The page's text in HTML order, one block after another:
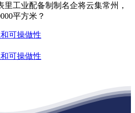
里工业配备制制名企将云集常州，
平方米？
可操做性
可操做性